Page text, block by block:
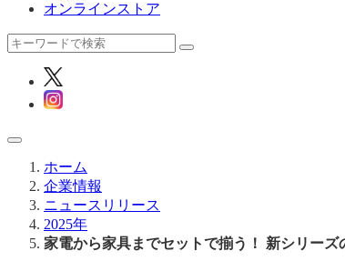
オンラインストア
ホーム
企業情報
ニュースリリース
2025年
家電から家具までセットで揃う！ 新シリー